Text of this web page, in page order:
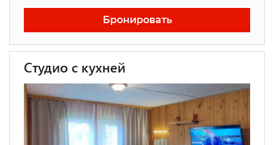
Бронировать
Студио с кухней